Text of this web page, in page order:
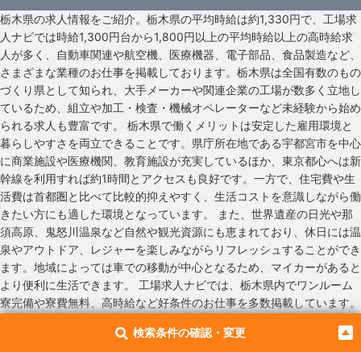
検索条件の確認・変更
栃木県の求人情報をご紹介。栃木県の平均時給は約1,330円で、工場求
人ナビでは時給1,300円台から1,800円以上の平均時給以上の高時給求
人が多く、自動車関連や航空機、医療機器、電子部品、食品製造など、
さまざまな業種のお仕事を掲載しております。栃木県は全国有数のもの
づくり県として知られ、大手メーカーや関連企業の工場が数多く立地し
ているため、組立や加工・検査・機械オペレーターなど未経験から始め
られる求人も豊富です。 栃木県で働くメリットは安定した雇用環境と
暮らしやすさを両立できることです。県庁所在地である宇都宮市を中心
に商業施設や医療機関、教育施設が充実しているほか、東京都心へは新
幹線を利用すれば約1時間とアクセスも良好です。一方で、住宅費や生
活費は首都圏と比べて比較的抑えやすく、生活コストを意識しながら働
きたい方にも適した環境となっています。 また、世界遺産の日光や那
須高原、鬼怒川温泉など自然や観光資源にも恵まれており、休日には温
泉やアウトドア、レジャーを楽しみながらリフレッシュすることができ
ます。地域によっては車での移動が中心となるため、マイカーがあると
より便利に生活できます。 工場求人ナビでは、栃木県内でワンルーム
寮完備や寮費無料、高時給など好条件のお仕事を多数掲載しています。
たい方にもおすすめです。仕事の選択肢の豊富さと生活のしやすさを兼